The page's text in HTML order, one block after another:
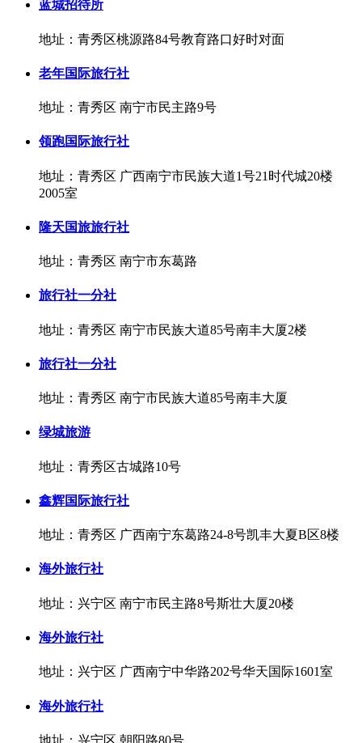
蓝城招待所
地址：青秀区桃源路84号教育路口好时对面
老年国际旅行社
地址：青秀区 南宁市民主路9号
领跑国际旅行社
地址：青秀区 广西南宁市民族大道1号21时代城20楼
2005室
隆天国旅旅行社
地址：青秀区 南宁市东葛路
旅行社一分社
地址：青秀区 南宁市民族大道85号南丰大厦2楼
旅行社一分社
地址：青秀区 南宁市民族大道85号南丰大厦
绿城旅游
地址：青秀区古城路10号
鑫辉国际旅行社
地址：青秀区 广西南宁东葛路24-8号凯丰大夏B区8楼
海外旅行社
地址：兴宁区 南宁市民主路8号斯壮大厦20楼
海外旅行社
地址：兴宁区 广西南宁中华路202号华天国际1601室
海外旅行社
地址：兴宁区 朝阳路80号